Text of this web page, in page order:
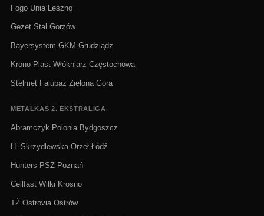
Fogo Unia Leszno
Gezet Stal Gorzów
Bayersystem GKM Grudziądz
Krono-Plast Włókniarz Częstochowa
Stelmet Falubaz Zielona Góra
METALKAS 2. EKSTRALIGA
Abramczyk Polonia Bydgoszcz
H. Skrzydlewska Orzeł Łódź
Hunters PSŻ Poznań
Cellfast Wilki Krosno
TŻ Ostrovia Ostrów